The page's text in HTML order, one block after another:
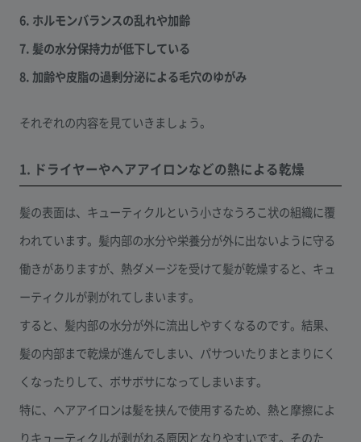
6. ホルモンバランスの乱れや加齢
7. 髪の水分保持力が低下している
8. 加齢や皮脂の過剰分泌による毛穴のゆがみ
それぞれの内容を見ていきましょう。
1. ドライヤーやヘアアイロンなどの熱による乾燥
髪の表面は、キューティクルという小さなうろこ状の組織に覆
われています。髪内部の水分や栄養分が外に出ないように守る
働きがありますが、熱ダメージを受けて髪が乾燥すると、キュ
ーティクルが剥がれてしまいます。
すると、髪内部の水分が外に流出しやすくなるのです。結果、
髪の内部まで乾燥が進んでしまい、パサついたりまとまりにく
くなったりして、ボサボサになってしまいます。
特に、ヘアアイロンは髪を挟んで使用するため、熱と摩擦によ
りキューティクルが剥がれる原因となりやすいです。そのた